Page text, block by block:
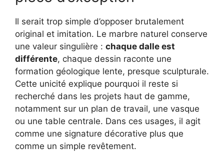
Il serait trop simple d’opposer brutalement
original et imitation. Le marbre naturel conserve
une valeur singulière : chaque dalle est
différente, chaque dessin raconte une
formation géologique lente, presque sculpturale.
Cette unicité explique pourquoi il reste si
recherché dans les projets haut de gamme,
notamment sur un plan de travail, une vasque
ou une table centrale. Dans ces usages, il agit
comme une signature décorative plus que
comme un simple revêtement.